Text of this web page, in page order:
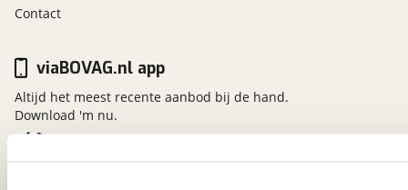
Contact
viaBOVAG.nl app
Altijd het meest recente aanbod bij de hand.
Download 'm nu.